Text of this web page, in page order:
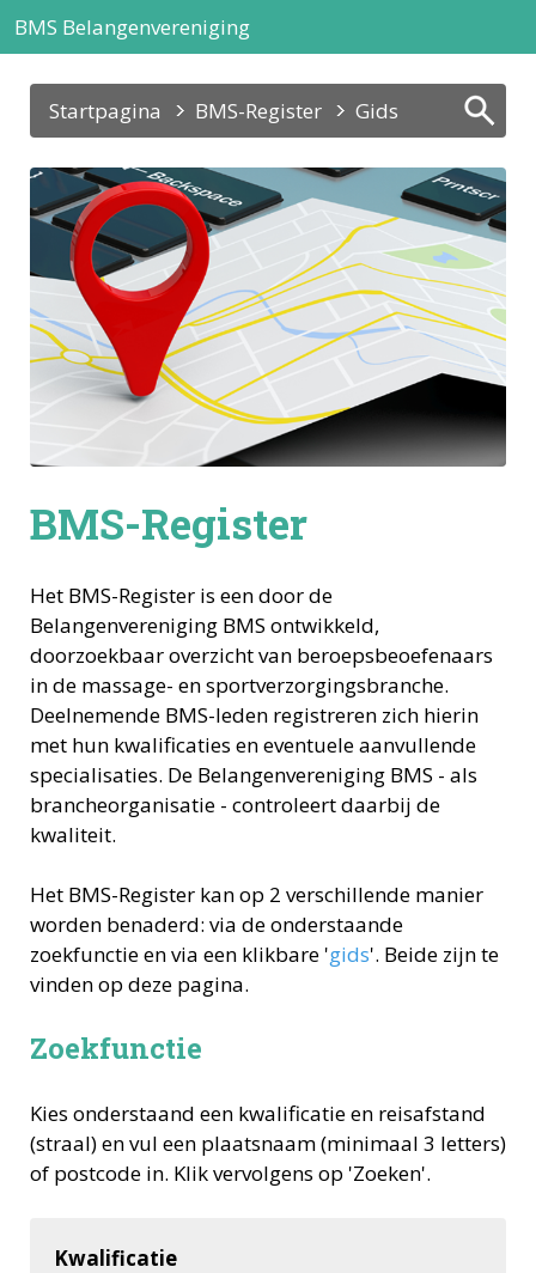
BMS Belangenvereniging
Startpagina BMS-Register Gids
BMS-Register
Het BMS-Register is een door de
Belangenvereniging BMS ontwikkeld,
doorzoekbaar overzicht van beroepsbeoefenaars
in de massage- en sportverzorgingsbranche.
Deelnemende BMS-leden registreren zich hierin
met hun kwalificaties en eventuele aanvullende
specialisaties. De Belangenvereniging BMS - als
brancheorganisatie - controleert daarbij de
kwaliteit.
Het BMS-Register kan op 2 verschillende manier
worden benaderd: via de onderstaande
zoekfunctie en via een klikbare 'gids'. Beide zijn te
vinden op deze pagina.
Zoekfunctie
Kies onderstaand een kwalificatie en reisafstand
(straal) en vul een plaatsnaam (minimaal 3 letters)
of postcode in. Klik vervolgens op 'Zoeken'.
Kwalificatie